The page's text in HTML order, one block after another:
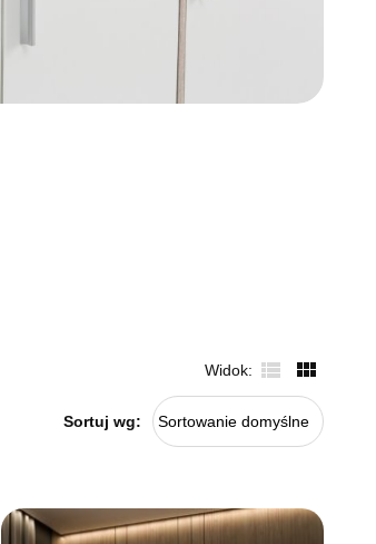
Widok
Sortuj wg: Sortowanie domyślne